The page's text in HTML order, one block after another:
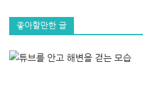
좋아할만한 글